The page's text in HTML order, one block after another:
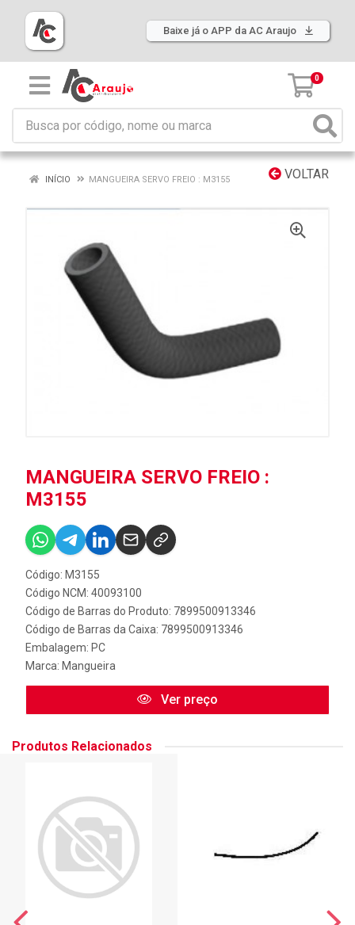
Baixe já o APP da AC Araujo
0
VOLTAR
INÍCIO MANGUEIRA SERVO FREIO : M3155
MANGUEIRA SERVO FREIO :
M3155
Código: M3155
Código NCM: 40093100
Código de Barras do Produto: 7899500913346
Código de Barras da Caixa: 7899500913346
Embalagem: PC
Marca: Mangueira
Ver preço
Produtos Relacionados